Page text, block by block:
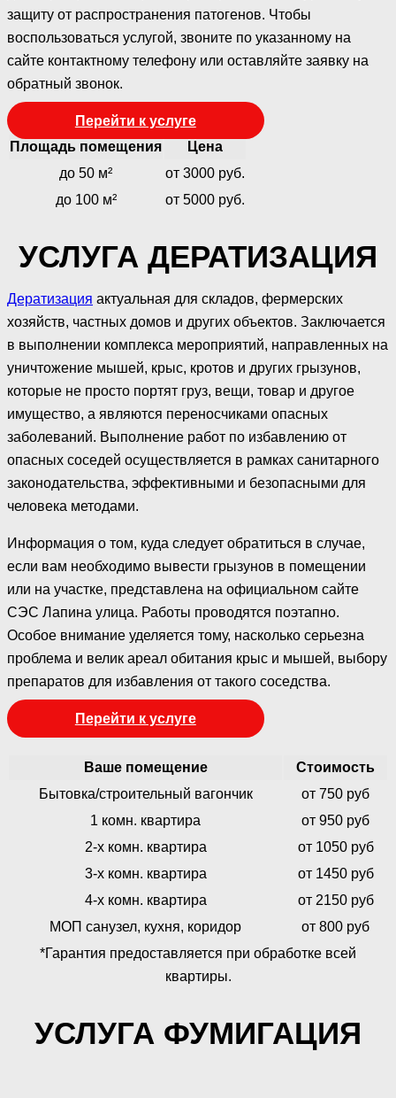
защиту от распространения патогенов. Чтобы
воспользоваться услугой, звоните по указанному на
сайте контактному телефону или оставляйте заявку на
обратный звонок.
Перейти к услуге
Площадь помещения
Цена
до 50 м²
от 3000 руб.
до 100 м²
от 5000 руб.
УСЛУГА ДЕРАТИЗАЦИЯ
Дератизация актуальная для складов, фермерских
хозяйств, частных домов и других объектов. Заключается
в выполнении комплекса мероприятий, направленных на
уничтожение мышей, крыс, кротов и других грызунов,
которые не просто портят груз, вещи, товар и другое
имущество, а являются переносчиками опасных
заболеваний. Выполнение работ по избавлению от
опасных соседей осуществляется в рамках санитарного
законодательства, эффективными и безопасными для
человека методами.
Информация о том, куда следует обратиться в случае,
если вам необходимо вывести грызунов в помещении
или на участке, представлена на официальном сайте
СЭС Лапина улица. Работы проводятся поэтапно.
Особое внимание уделяется тому, насколько серьезна
проблема и велик ареал обитания крыс и мышей, выбору
препаратов для избавления от такого соседства.
Перейти к услуге
Ваше помещение
Стоимость
Бытовка/строительный вагончик
от 750 руб
1 комн. квартира
от 950 руб
2-х комн. квартира
от 1050 руб
3-х комн. квартира
от 1450 руб
4-х комн. квартира
от 2150 руб
МОП санузел, кухня, коридор
от 800 руб
*Гарантия предоставляется при обработке всей
квартиры.
УСЛУГА ФУМИГАЦИЯ